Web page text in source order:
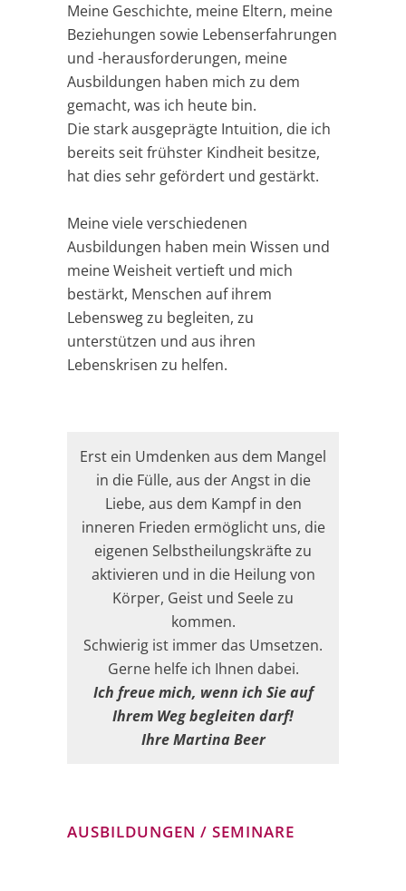
Meine Geschichte, meine Eltern, meine
Beziehungen sowie Lebenserfahrungen
und -herausforderungen, meine
Ausbildungen haben mich zu dem
gemacht, was ich heute bin.
Die stark ausgeprägte Intuition, die ich
bereits seit frühster Kindheit besitze,
hat dies sehr gefördert und gestärkt.
Meine viele verschiedenen
Ausbildungen haben mein Wissen und
meine Weisheit vertieft und mich
bestärkt, Menschen auf ihrem
Lebensweg zu begleiten, zu
unterstützen und aus ihren
Lebenskrisen zu helfen.
Erst ein Umdenken aus dem Mangel
in die Fülle, aus der Angst in die
Liebe, aus dem Kampf in den
inneren Frieden ermöglicht uns, die
eigenen Selbstheilungskräfte zu
aktivieren und in die Heilung von
Körper, Geist und Seele zu
kommen.
Schwierig ist immer das Umsetzen.
Gerne helfe ich Ihnen dabei.
Ich freue mich, wenn ich Sie auf
Ihrem Weg begleiten darf!
Ihre Martina Beer
AUSBILDUNGEN / SEMINARE